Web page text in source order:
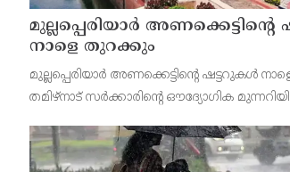
മുല്ലപ്പെരിയാർ
നാളെ തുറക്കും
മുല്ലപ്പെരിയാർ അണക്കെട്ടിന്റെ ഷട്ടറുകൾ
തമിഴ്‌നാട് സർക്കാരിന്റെ ഔദ്യോഗിക
നെൽകൃഷിക്കായി ജലം തുറന്നുവിടുന്ന